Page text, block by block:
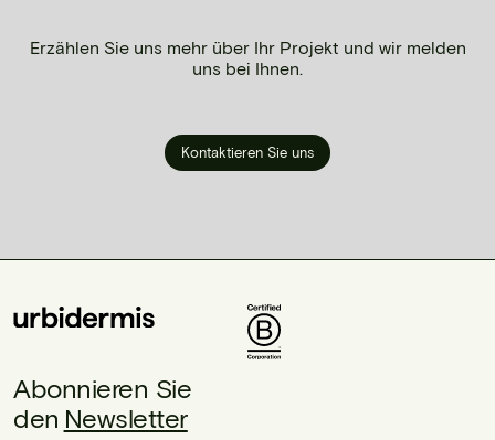
Erzählen Sie uns mehr über Ihr Projekt und wir melden
uns bei Ihnen.
Kontaktieren Sie uns
Abonnieren Sie
den Newsletter